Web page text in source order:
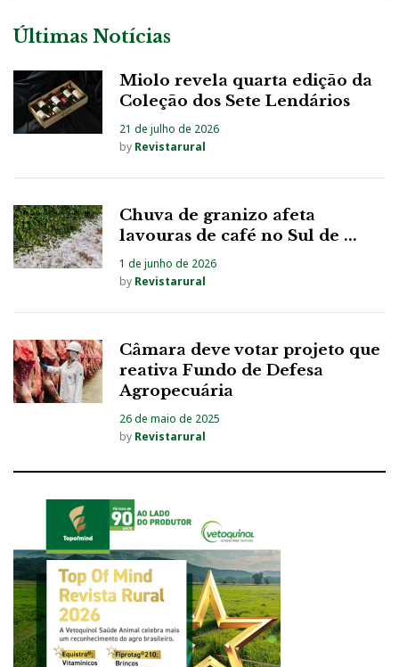
Últimas Notícias
Miolo revela quarta edição da
Coleção dos Sete Lendários
21 de julho de 2026
by Revistarural
Chuva de granizo afeta
lavouras de café no Sul de ...
1 de junho de 2026
by Revistarural
Câmara deve votar projeto que
reativa Fundo de Defesa
Agropecuária
26 de maio de 2025
by Revistarural